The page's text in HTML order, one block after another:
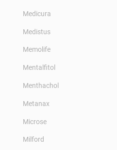
Medicura
Medistus
Memolife
Mentalfitol
Menthachol
Metanax
Microse
Milford